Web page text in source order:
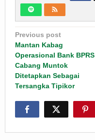
Post
navigation
Previous post
Mantan Kabag
Operasional Bank BPRS
Cabang Muntok
Ditetapkan Sebagai
Tersangka Tipikor